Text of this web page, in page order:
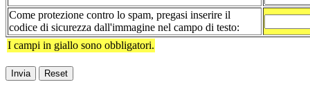
Come protezione contro lo spam, pregasi inserire il
codice di sicurezza dall'immagine nel campo di testo:
I campi in giallo sono obbligatori.